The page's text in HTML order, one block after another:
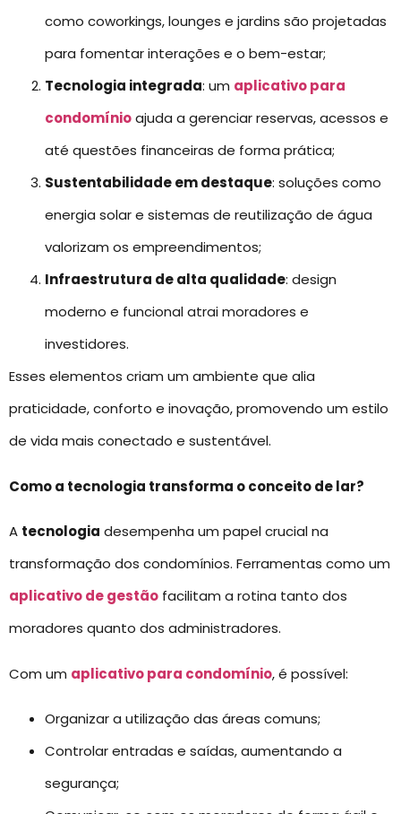
como coworkings, lounges e jardins são projetadas
para fomentar interações e o bem-estar;
Tecnologia integrada: um aplicativo para
condomínioajuda a gerenciar reservas, acessos e
até questões financeiras de forma prática;
Sustentabilidade em destaque: soluções como
energia solar e sistemas de reutilização de água
valorizam os empreendimentos;
Infraestrutura de alta qualidade: design
moderno e funcional atrai moradores e
investidores.
Esses elementos criam um ambiente que alia
praticidade, conforto e inovação, promovendo um estilo
de vida mais conectado e sustentável.
Como a tecnologia transforma o conceito de lar?
A tecnologia desempenha um papel crucial na
transformação dos condomínios. Ferramentas como um
aplicativo de gestão facilitam a rotina tanto dos
moradores quanto dos administradores.
Com um aplicativo para condomínio, é possível:
Organizar a utilização das áreas comuns;
Controlar entradas e saídas, aumentando a
segurança;